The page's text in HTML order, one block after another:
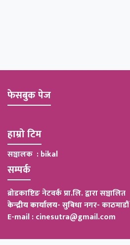
फेसबुक पेज
हाम्रो टिम
सञ्चालक : bikal
सम्पर्क
ब्रोडकाष्टिङ नेटवर्क प्रा.लि. द्वारा सञ्चालित
केन्द्रीय कार्यालय-सुबिधा नगर- काठमाडौं
E-mail : cinesutra@gmail.com